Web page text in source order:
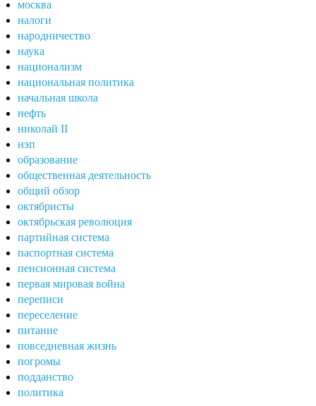
москва
налоги
народничество
наука
национализм
национальная политика
начальная школа
нефть
николай II
нэп
образование
общественная деятельность
общий обзор
октябристы
октябрьская революция
партийная система
паспортная система
пенсионная система
первая мировая война
переписи
переселение
питание
повседневная жизнь
погромы
подданство
политика